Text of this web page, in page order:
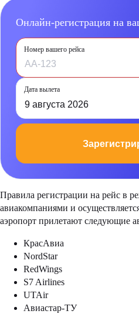
Онлайн-регистрация на
Номер вашего рейса
Дата вылета
9 августа 2026
Правила регистрации на рейс в
авиакомпаниями и
аэропорт прилетают следующие
КрасАвиа
NordStar
RedWings
S7 Airlines
UTAir
Авиастар-ТУ